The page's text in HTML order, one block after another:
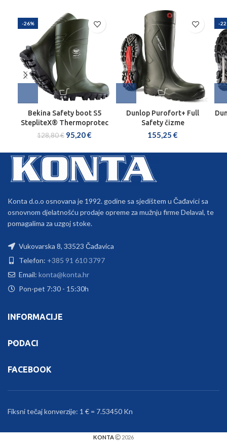
-26%
Bekina Safety boot S5
StepliteX® Thermoprotec
128,80€ 95,20€
Dunlop Purofort+ Full
Safety čizme
155,25 €
-
Konta d.o.o osnovana je 1992. godine sa sjedištem u Čađavici sa
osnovnom djelatnošću prodaje opreme za mužnju firme Delaval, te
pomagalima za uzgoj stoke.
Vukovarska 8, 33523 Čađavica
Telefon: +385 91 610 3797
Email: konta@konta.hr
Pon-pet 7:30 - 15:30h
INFORMACIJE
PODACI
FACEBOOK
Fiksni tečaj konverzije: 1 € = 7.53450 Kn
KONTA 2026